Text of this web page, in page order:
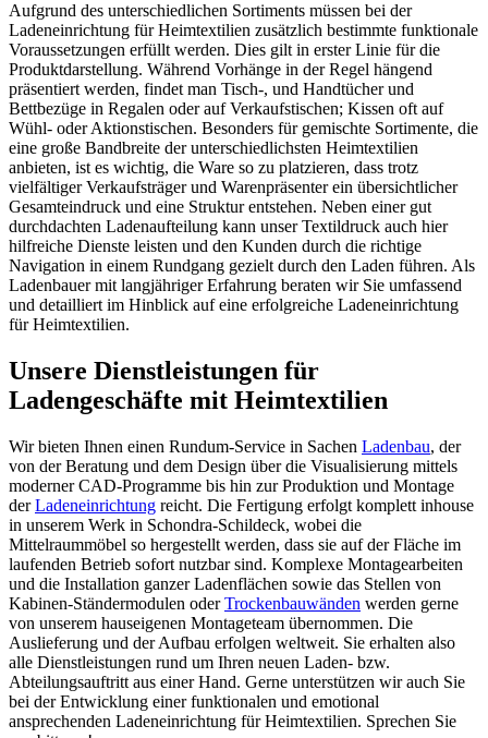
Aufgrund des unterschiedlichen Sortiments müssen bei der
Ladeneinrichtung für Heimtextilien zusätzlich bestimmte funktionale
Voraussetzungen erfüllt werden. Dies gilt in erster Linie für die
Produktdarstellung. Während Vorhänge in der Regel hängend
präsentiert werden, findet man Tisch-, und Handtücher und
Bettbezüge in Regalen oder auf Verkaufstischen; Kissen oft auf
Wühl- oder Aktionstischen. Besonders für gemischte Sortimente, die
eine große Bandbreite der unterschiedlichsten Heimtextilien
anbieten, ist es wichtig, die Ware so zu platzieren, dass trotz
vielfältiger Verkaufsträger und Warenpräsenter ein übersichtlicher
Gesamteindruck und eine Struktur entstehen. Neben einer gut
durchdachten Ladenaufteilung kann unser Textildruck auch hier
hilfreiche Dienste leisten und den Kunden durch die richtige
Navigation in einem Rundgang gezielt durch den Laden führen. Als
Ladenbauer mit langjähriger Erfahrung beraten wir Sie umfassend
und detailliert im Hinblick auf eine erfolgreiche Ladeneinrichtung
für Heimtextilien.
Unsere Dienstleistungen für
Ladengeschäfte mit Heimtextilien
Wir bieten Ihnen einen Rundum-Service in Sachen Ladenbau, der
von der Beratung und dem Design über die Visualisierung mittels
moderner CAD-Programme bis hin zur Produktion und Montage
derLadeneinrichtung reicht. Die Fertigung erfolgt komplett inhouse
in unserem Werk in Schondra-Schildeck, wobei die
Mittelraummöbel so hergestellt werden, dass sie auf der Fläche im
laufenden Betrieb sofort nutzbar sind. Komplexe Montagearbeiten
und die Installation ganzer Ladenflächen sowie das Stellen von
Kabinen-Ständermodulen oderTrockenbauwänden werden gerne
von unserem hauseigenen Montageteam übernommen. Die
Auslieferung und der Aufbau erfolgen weltweit. Sie erhalten also
alle Dienstleistungen rund um Ihren neuen Laden- bzw.
Abteilungsauftritt aus einer Hand. Gerne unterstützen wir auch Sie
bei der Entwicklung einer funktionalen und emotional
ansprechenden Ladeneinrichtung für Heimtextilien. Sprechen Sie